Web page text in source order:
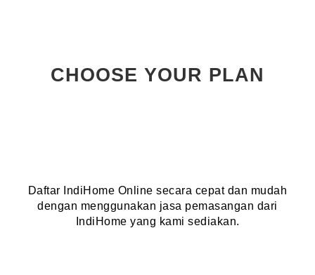
CHOOSE YOUR PLAN
Daftar IndiHome Online secara cepat dan mudah
dengan menggunakan jasa pemasangan dari
IndiHome yang kami sediakan.